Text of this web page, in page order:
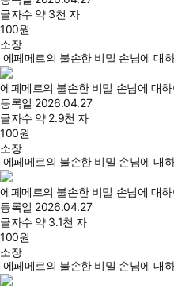
글자수 약 3천 자
100원
소장
에페메르의 불손한 비밀 손님에 대
에페메르의 불손한 비밀 손님에 대
등록일 2026.04.27
글자수 약 2.9천 자
100원
소장
에페메르의 불손한 비밀 손님에 대
에페메르의 불손한 비밀 손님에 대
등록일 2026.04.27
글자수 약 3.1천 자
100원
소장
에페메르의 불손한 비밀 손님에 대